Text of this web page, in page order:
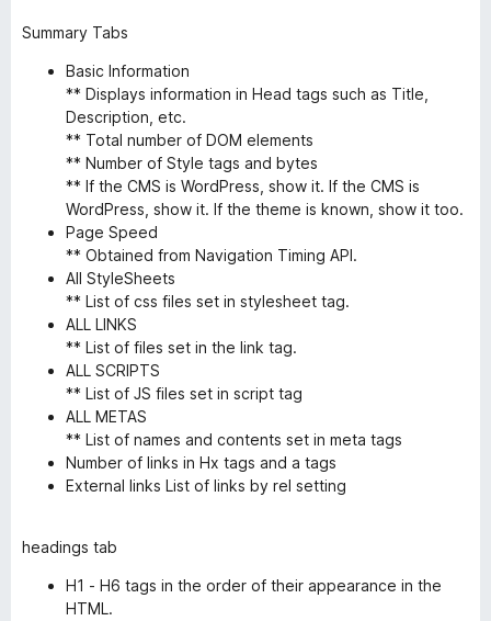
Summary Tabs
Basic Information
** Displays information in Head tags such as Title,
Description, etc.
** Total number of DOM elements
** Number of Style tags and bytes
** If the CMS is WordPress, show it. If the CMS is
WordPress, show it. If the theme is known, show it too.
Page Speed
** Obtained from Navigation Timing API.
All StyleSheets
** List of css files set in stylesheet tag.
ALL LINKS
** List of files set in the link tag.
ALL SCRIPTS
** List of JS files set in script tag
ALL METAS
** List of names and contents set in meta tags
Number of links in Hx tags and a tags
External links List of links by rel setting
headings tab
H1 - H6 tags in the order of their appearance in the
HTML.